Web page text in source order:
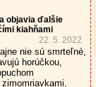
objavia ďalšie
kiahňami
22. 5. 2022
nie sú smrteľné,
horúčkou,